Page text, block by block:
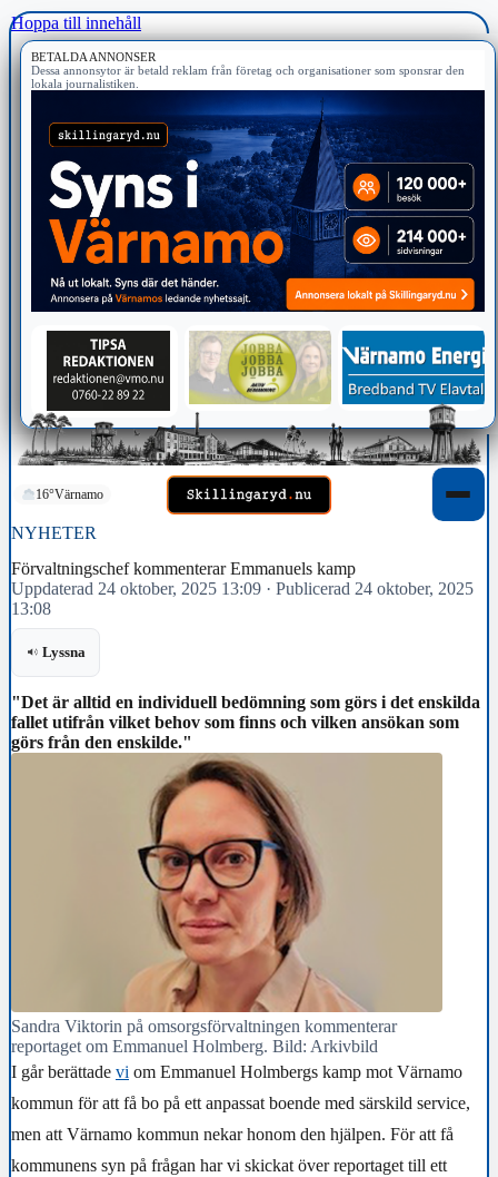
Hoppa till innehåll
BETALDA ANNONSER
Dessa annonsytor är betald reklam från företag och organisationer som sponsrar den
lokala journalistiken.
16°Värnamo
NYHETER
Förvaltningschef kommenterar Emmanuels kamp
Uppdaterad 24 oktober, 2025 13:09 · Publicerad 24 oktober, 2025
13:08
Lyssna
"Det är alltid en individuell bedömning som görs i det enskilda
fallet utifrån vilket behov som finns och vilken ansökan som
görs från den enskilde."
Sandra Viktorin på omsorgsförvaltningen kommenterar
reportaget om Emmanuel Holmberg. Bild: Arkivbild
I går berättade vi om Emmanuel Holmbergs kamp mot Värnamo
kommun för att få bo på ett anpassat boende med särskild service,
men att Värnamo kommun nekar honom den hjälpen. För att få
kommunens syn på frågan har vi skickat över reportaget till ett